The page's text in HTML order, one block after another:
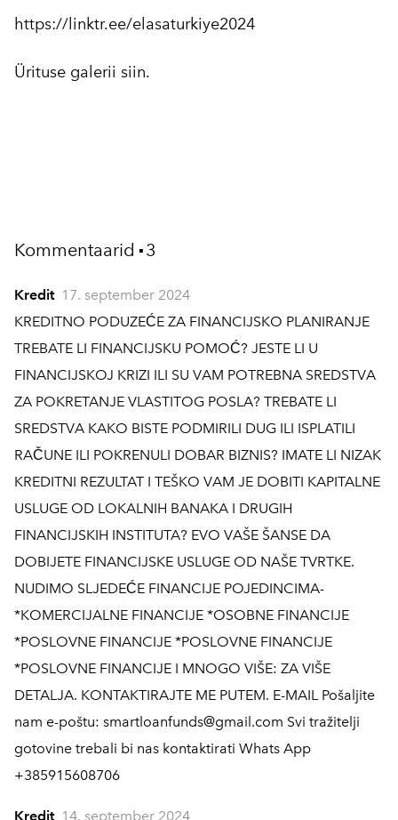
https://linktr.ee/elasaturkiye2024
Ürituse galerii siin.
Kommentaarid ▪ 3
Kredit 17. september 2024
KREDITNO PODUZEĆE ZA FINANCIJSKO PLANIRANJE
TREBATE LI FINANCIJSKU POMOĆ? JESTE LI U
FINANCIJSKOJ KRIZI ILI SU VAM POTREBNA SREDSTVA
ZA POKRETANJE VLASTITOG POSLA? TREBATE LI
SREDSTVA KAKO BISTE PODMIRILI DUG ILI ISPLATILI
RAČUNE ILI POKRENULI DOBAR BIZNIS? IMATE LI NIZAK
KREDITNI REZULTAT I TEŠKO VAM JE DOBITI KAPITALNE
USLUGE OD LOKALNIH BANAKA I DRUGIH
FINANCIJSKIH INSTITUTA? EVO VAŠE ŠANSE DA
DOBIJETE FINANCIJSKE USLUGE OD NAŠE TVRTKE.
NUDIMO SLJEDEĆE FINANCIJE POJEDINCIMA-
*KOMERCIJALNE FINANCIJE *OSOBNE FINANCIJE
*POSLOVNE FINANCIJE *POSLOVNE FINANCIJE
*POSLOVNE FINANCIJE I MNOGO VIŠE: ZA VIŠE
DETALJA. KONTAKTIRAJTE ME PUTEM. E-MAIL Pošaljite
nam e-poštu: smartloanfunds@gmail.com Svi tražitelji
gotovine trebali bi nas kontaktirati Whats App
+385915608706
Kredit 14. september 2024